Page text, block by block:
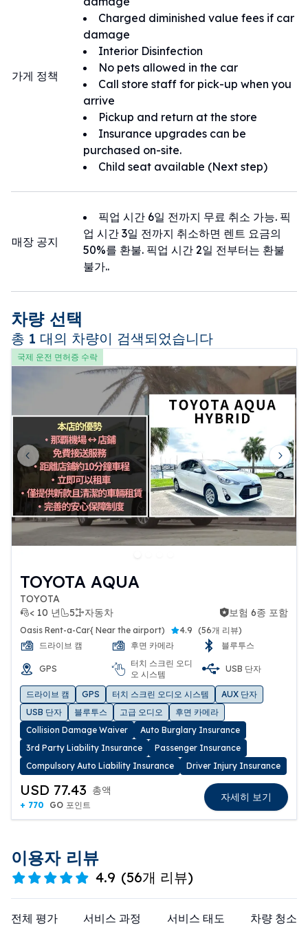
【聯絡方式】
如有任何問題或需要幫助，請隨時與我們聯
絡。
■ LINE
ID：@296esnbu
■ WhatsApp
+81 80-6486-3962
■ 電郵
info@oasis-rent.com
預訂後會提供租車方式的相關說明，請務必
添加聊天並發送預訂內容。
【免費接送服務】
根據道路狀況，可能會發生延遲。
若客戶遲到，將無法按原定時間接送，將會
安排在其他時間提供接送服務。
【關於駕照】
請於聊天中出示。
追加駕駛人也可於聊天中辦理。
＜日本籍人士＞
駕駛執照
＜台灣籍人士＞
護照
本國駕照
日文譯本
＜其他國籍人士＞
護照
※所有證件與文件皆需在有效期限內。
【保險・補償制度無法適用的情況】
1. 發生事故時，未通知警方及本公司、未依
2. 有違反租車契約條款之情形。
3. 屬於本公司所加入之保險契約中「保險不
賠事項」的情況
・故意造成的事故
・爆胎或輪胎損傷
・輪框蓋遺失、損壞
・鑰匙遺失或故障
・車內設備損壞、或車內嚴重污損需特別
清潔者
・於車內吸菸、產生煙味、煙灰、菸蒂、
（※將收取 50,000 日圓）
・其他屬於保險不賠事項的情況
4. 因使用或管理不當所造成的損害
▪️上述屬於保險補償制度無法適用的損害，或
가게 정책
Charged diminished value fees if car
damage
Interior Disinfection
No pets allowed in the car
Call store staff for pick-up when you
arrive
Pickup and return at the store
Insurance upgrades can be
purchased on-site.
Child seat available (Next step)
매장 공지
픽업 시간 6일 전까지 무료 취소 가능. 픽
업 시간 3일 전까지 취소하면 렌트 요금의
50%를 환불. 픽업 시간 2일 전부터는 환불
불가..
차량 선택
총 1 대의 차량이 검색되었습니다
국제 운전 면허증 수락
Previous slide Next
TOYOTA AQUA
TOYOTA
< 10 년
5 자동차
보험 6종 포함 보험 6종 포함
Oasis Rent-a-Car{ Near the airport) 4.9 (56개 리뷰)
드라이브 캠
후면 카메라 블루투스
GPS
터치 스크린 오디
오 시스템
USB 단자
드라이브 캠 GPS 터치 스크린 오디오 시스템
AUX 단자
USB 단자
블루투스 고급 오디오
후면 카메라
Collision Damage Waiver
Auto Burglary Insurance
3rd Party Liability Insurance
Passenger Insurance
Compulsory Auto Liability Insurance
Driver Injury Insurance
USD 77.43 총액
+ 770 GO 포인트
자세히 보기
이용자 리뷰
4.9 (56개 리뷰)
전체 평가 서비스 과정 서비스 태도 차량 청소